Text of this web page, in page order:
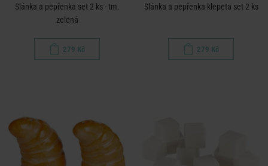
Slánka a pepřenka set 2 ks - tm.
zelená
279 Kč
Slánka a pepřenka klepeta set 2 ks
279 Kč